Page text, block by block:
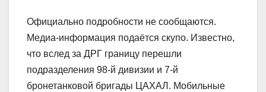
Официально подробности не сообщаются.
Медиа-информация подаётся скупо. Известно,
что вслед за ДРГ границу перешли
подразделения 98-й дивизии и 7-й
бронетанковой бригады ЦАХАЛ. Мобильные